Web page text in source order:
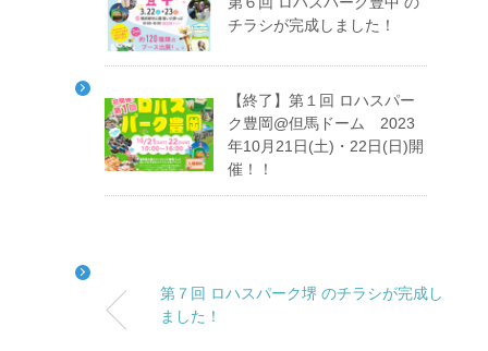
チラシが完成しました！
【終了】第１回 ロハスパー
ク豊岡@但馬ドーム 2023
年10月21日(土)・22日(日)開
催！！
第７回 ロハスパーク堺 のチラシが完成し
ました！